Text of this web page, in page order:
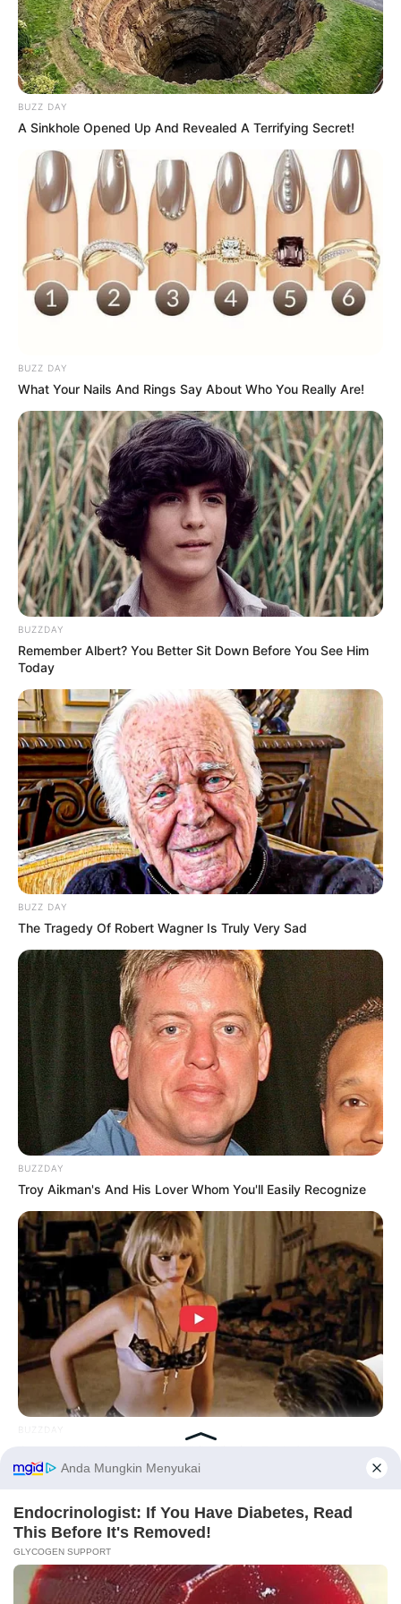
Pakai Bahasa Jawa Ini Bikin
Galau Abis
Fail! 10 Potret Makanan Gagal
Dimasak yang Bikin Kamu
Nggak Selera
10 Pose Manekin Anti
Mainstream yang Konyol
Banget
8 Kata Lucu Seputar Malam
Minggu ala Jomblo yang Bikin
Ngenes
10 Desain Kanopi Tempat
Tidur, Serasa Beristirahat di
Kamar Raja
Tampil Lebih Modern, 7 Potret
Hasil Renovasi Rumah Berusia
90 Tahun
PRIVACY POLICY DISCLAIMER HUBUNGI KAMI IKLAN
BUZZ DAY
A Sinkhole Opened Up And Revealed A Terrifying Secret!
BUZZ DAY
What Your Nails And Rings Say About Who You Really Are!
BUZZDAY
Remember Albert? You Better Sit Down Before You See Him
Today
BUZZ DAY
The Tragedy Of Robert Wagner Is Truly Very Sad
BUZZDAY
Troy Aikman's And His Lover Whom You'll Easily Recognize
BUZZDAY
Before You Go